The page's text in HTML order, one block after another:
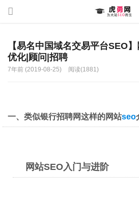
【易名中国域名交易平台SEO
优化|顾问|招聘
7年前 (2019-08-25) 阅读(1881)
一、类似银行招聘网这样的网站seo
网站SEO入门与进阶